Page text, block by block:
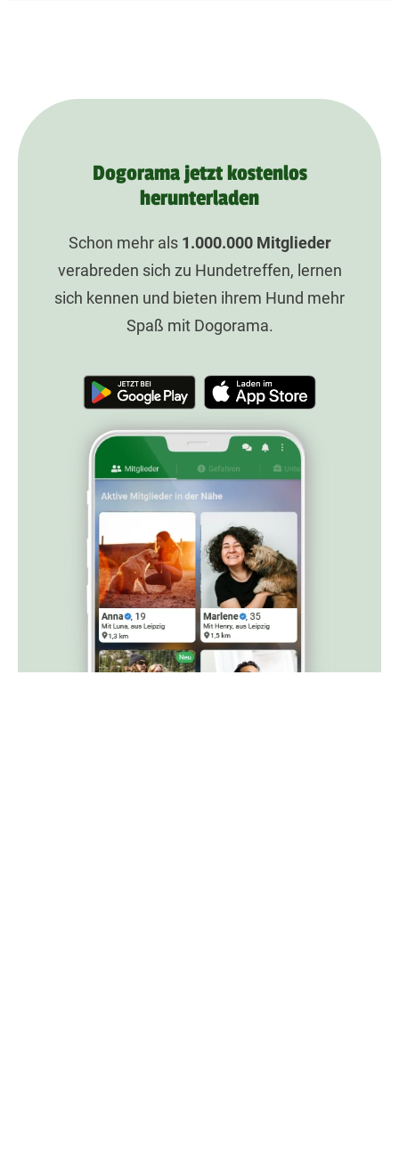
Dogorama jetzt kostenlos
herunterladen
Schon mehr als 1.000.000Mitglieder
verabreden sich zu Hundetreffen, lernen
sich kennen und bieten ihrem Hund mehr
Spaß mit Dogorama.